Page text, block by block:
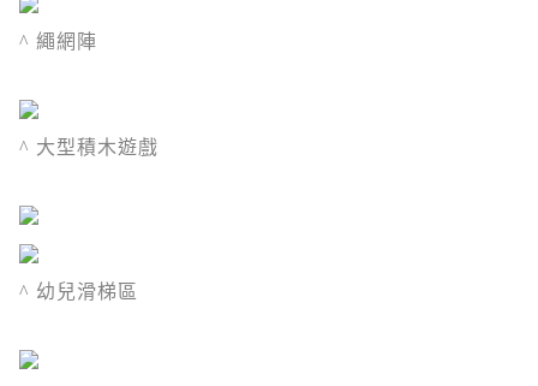
^ 繩網陣
^ 大型積木遊戲
^ 幼兒滑梯區